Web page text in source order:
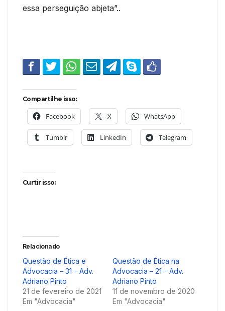
essa perseguição abjeta”..
Compartilhe isso:
Facebook X WhatsApp
Tumblr LinkedIn Telegram
Curtir isso:
Relacionado
Questão de Ética e
Advocacia – 31 – Adv.
Adriano Pinto
21 de fevereiro de 2021
Em "Advocacia"
Questão de Ética na
Advocacia – 21 – Adv.
Adriano Pinto
11 de novembro de 2020
Em "Advocacia"